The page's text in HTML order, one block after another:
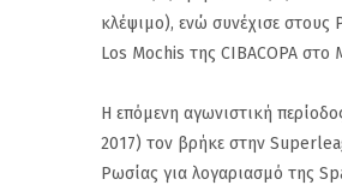
κλέψιμο), ενώ συνέχισε στους
Los Mochis της CIBACOPA στο
Η επόμενη αγωνιστική
2017) τον βρήκε στην
Ρωσίας για λογαριασμό της